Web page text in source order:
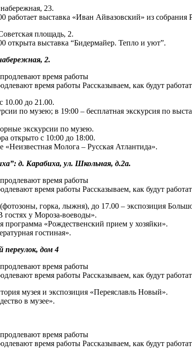
23.
работает выставка «Иван Айвазовский» из собрания
площадь, 2.
открыта выставка “Бидермайер. Тепло и уют”.
2.
время работы Рассказываем, как будут
10.00 до 21.00.
по музею; в 19:00 – бесплатная экскурсия по
экскурсии по музею.
открыто с 10:00 до 18:00.
«Неизвестная Молога – Русская Атлантида».
д. Карабиха, ул. Школьная, д.2а.
время работы Рассказываем, как будут
горка, лыжня), до 17.00 – экспозиция
гостях у Мороза-воеводы».
программа «Рождественский прием у хозяйки».
гостиная».
переулок, дом 4
время работы Рассказываем, как будут
музея и экспозиция «Переяславль Новый».
в музее».
время работы Рассказываем, как будут